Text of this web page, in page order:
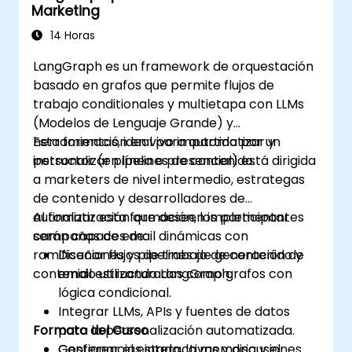
Marketing
14 Horas
LangGraph es un framework de orquestación
basado en grafos que permite flujos de
trabajo conditionales y multietapa con LLMs
(Modelos de Lenguaje Grande) y
herramientas, ideal para automatizar y
personalizar pipelines de contenido.
Esta formación en vivo impartida por un
instructor (en línea o presencial) está dirigida
a marketers de nivel intermedio, estrategas
de contenido y desarrolladores de
automatización que deseen implementar
campañas de email dinámicas con
ramificaciones y pipelines de generación de
contenido utilizando LangGraph.
Al finalizar esta formación, los participantes
serán capaces de:
Diseñar flujos de trabajo de contenido y
email estructurados como grafos con
lógica condicional.
Integrar LLMs, APIs y fuentes de datos
para la personalización automatizada.
Formato del Curso